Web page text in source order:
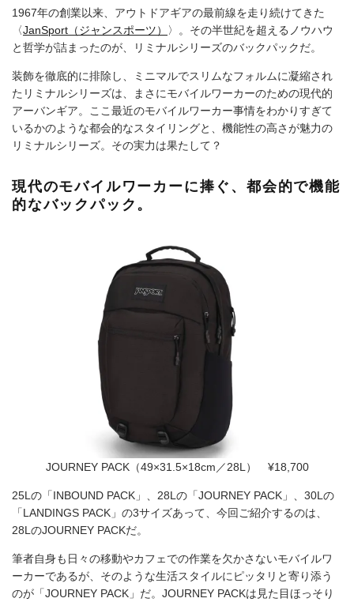
1967年の創業以来、アウトドアギアの最前線を走り続けてきた
〈JanSport（ジャンスポーツ）
〉。その半世紀を超えるノウハウ
と哲学が詰まったのが、リミナルシリーズのバックパックだ。
装飾を徹底的に排除し、ミニマルでスリムなフォルムに凝縮され
たリミナルシリーズは、まさにモバイルワーカーのための現代的
アーバンギア。ここ最近のモバイルワーカー事情をわかりすぎて
いるかのような都会的なスタイリングと、機能性の高さが魅力の
リミナルシリーズ。その実力は果たして？
現代のモバイルワーカーに捧ぐ、都会的で機能
的なバックパック。
JOURNEY PACK（49×31.5×18cm／28L） ¥18,700
25Lの「INBOUND PACK」、28Lの「JOURNEY PACK」、30Lの
「LANDINGS PACK」の3サイズあって、今回ご紹介するのは、
28LのJOURNEY PACKだ。
筆者自身も日々の移動やカフェでの作業を欠かさないモバイルワ
ーカーであるが、そのような生活スタイルにピッタリと寄り添う
のが「JOURNEY PACK」だ。JOURNEY PACKは見た目ほっそり